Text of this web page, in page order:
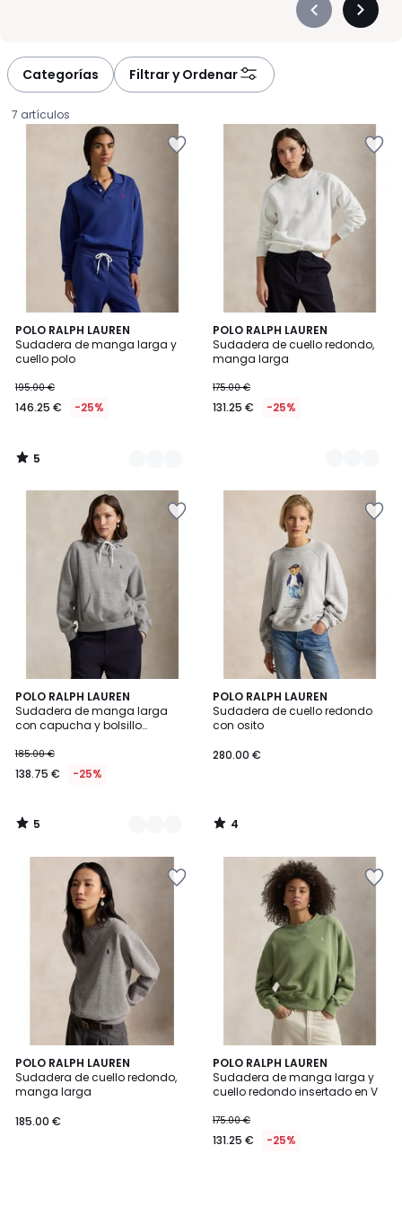
Précédent
Categorías Filtrar y Ordenar
7 artículos
POLO RALPH LAUREN
Sudadera de manga larga y
cuello polo
€
en
de
195.00
195.00 €
146.25 € -25%
5
/
5
2
Colores
5
/
POLO RALPH LAUREN
Sudadera de cuello redondo,
manga larga
175.00 €
131.25 € -25%
3
Colores
POLO RALPH LAUREN
Sudadera de manga larga
con capucha y bolsillo
185.00 €
138.75 € -25%
5
/
5
2
Colores
5
/
POLO RALPH LAUREN
Sudadera de cuello redondo
con osito
280.00 €
4
/
5
4
/
POLO RALPH LAUREN
Sudadera de cuello redondo,
manga larga
185.00 €
POLO RALPH LAUREN
Sudadera de manga larga y
cuello redondo insertado en V
175.00 €
131.25 € -25%